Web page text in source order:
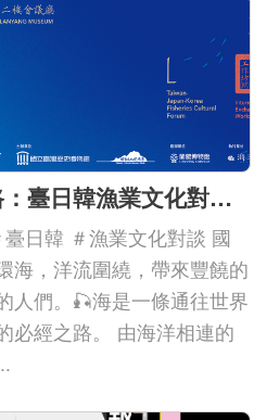
【黑潮上的討海之路：臺日韓漁業文化對談】國際交流工作坊
日韓 ＃漁業文化對談 國
海，洋流圍繞，帶來豐饒的
人們。🎣海是一條通往世界
必經之路。 由海洋相連的